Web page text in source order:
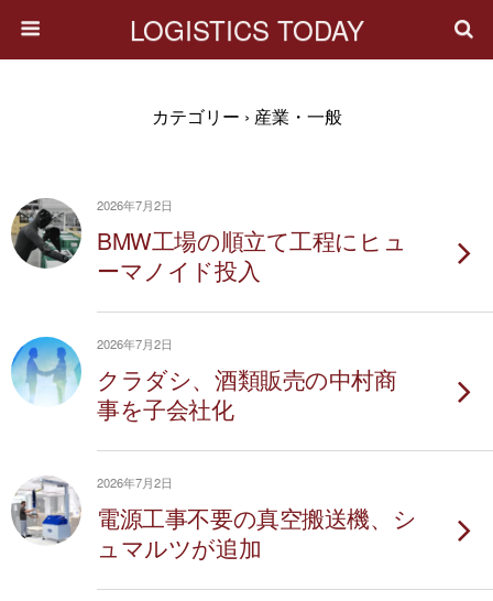
LOGISTICS TODAY
カテゴリー › 産業・一般
2026年7月2日
BMW工場の順立て工程にヒュ
ーマノイド投入
2026年7月2日
クラダシ、酒類販売の中村商
事を子会社化
2026年7月2日
電源工事不要の真空搬送機、シ
ュマルツが追加